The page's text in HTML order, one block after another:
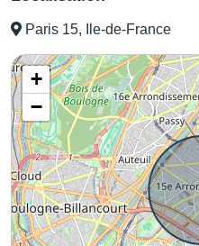
Paris 15, Ile-de-France
+
−